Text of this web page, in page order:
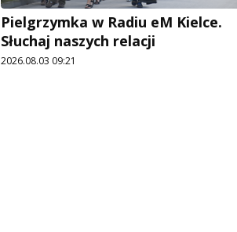
Pielgrzymka w Radiu eM Kielce.
Słuchaj naszych relacji
2026.08.03 09:21